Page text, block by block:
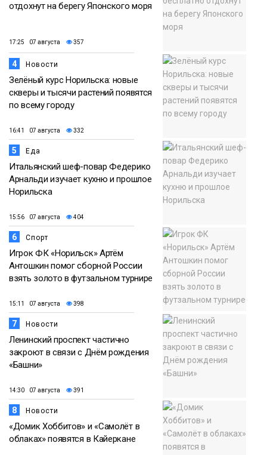
отдохнут на берегу Японского моря
17:25 07 августа 357
4 Новости
Зелёный курс Норильска: новые
скверы и тысячи растений появятся
по всему городу
16:41 07 августа 332
5 Еда
Итальянский шеф-повар Федерико
Арнальди изучает кухню и прошлое
Норильска
15:56 07 августа 404
6 Спорт
Игрок ФК «Норильск» Артём
Антошкин помог сборной России
взять золото в футзальном турнире
15:11 07 августа 398
7 Новости
Ленинский проспект частично
закроют в связи с Днём рождения
«Башни»
14:30 07 августа 391
8 Новости
«Домик Хоббитов» и «Самолёт в
облаках» появятся в Кайеркане